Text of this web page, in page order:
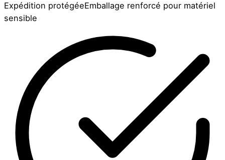
Expédition protégéeEmballage renforcé pour matériel
sensible